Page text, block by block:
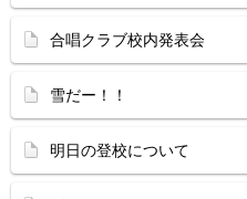
合唱クラブ校内発表会
雪だー！！
明日の登校について